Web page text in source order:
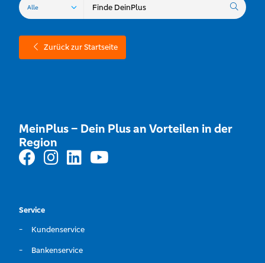
Zurück zur Startseite
MeinPlus – Dein Plus an Vorteilen in der
Region
Service
Kundenservice
Bankenservice